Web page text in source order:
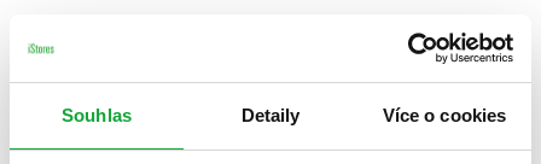
Souhlas Detaily Více o cookies